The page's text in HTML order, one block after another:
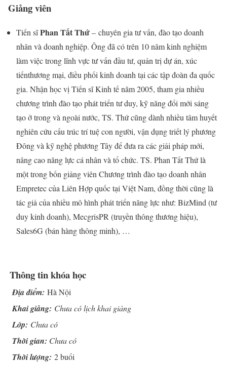
Giảng viên
Tiến sĩPhan Tất Thứ– chuyên gia tư vấn, đào tạo doanh
nhân và doanh nghiệp. Ông đã có trên 10 năm kinh nghiệm
làm việc trong lĩnh vực tư vấn đầu tư, quản trị dự án, xúc
tiếnthương mại, điều phối kinh doanh tại các tập đoàn đa quốc
gia. Nhận học vị Tiến sĩ Kinh tế năm 2005, tham gia nhiều
chương trình đào tạo phát triển tư duy, kỹ năng đổi mới sáng
tạo ở trong và ngoài nước, TS. Thứ cũng dành nhiều tâm huyết
nghiên cứu cấu trúc trí tuệ con người, vận dụng triết lý phương
Đông và kỹ nghệ phương Tây để đưa ra các giải pháp mới,
nâng cao năng lực cá nhân và tổ chức. TS. Phan Tất Thứ là
một trong bốn giảng viên Chương trình đào tạo doanh nhân
Empretec của Liên Hợp quốc tại Việt Nam, đồng thời cũng là
tác giả của nhiều mô hình phát triển năng lực như: BizMind (tư
duy kinh doanh), MecgrisPR (truyền thông thương hiệu),
Sales6G (bán hàng thông minh), …
Thông tin khóa học
Địa điểm: Hà Nội
Khai giảng: Chưa có lịch khai giảng
Lớp: Chưa có
Thời gian: Chưa có
Thời lượng: 2 buổi